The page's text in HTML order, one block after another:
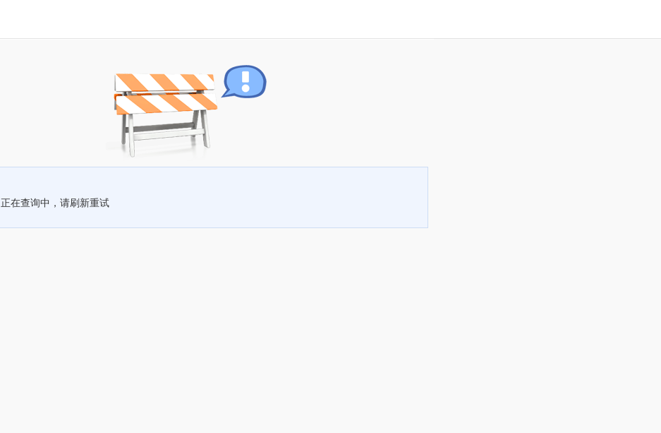
正在查询中，请刷新重试